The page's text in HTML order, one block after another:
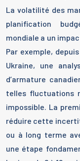
La volatilité des
planification
mondiale a un
Par exemple,
Ukraine, une
d’armature
telles fluctuations
impossible. La
réduire cette
ou à long terme
une étape